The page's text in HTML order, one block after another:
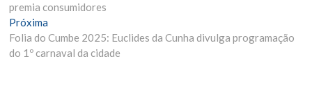
Post
premia consumidores
Próxima
Materia:
Folia do Cumbe 2025: Euclides da Cunha divulga programação
do 1º carnaval da cidade